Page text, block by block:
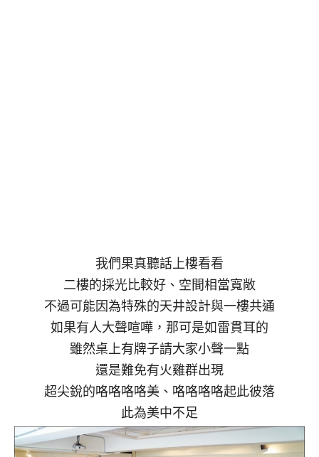
我們果真聽話上樓看看
二樓的採光比較好、空間相當寬敞
不過可能因為特殊的天井設計與一樓共通
如果有人大聲喧嘩，那可是如雷貫耳的
雖然桌上有牌子請大家小聲一點
還是難免有火雞群出現
超尖銳的咯咯咯咯美、咯咯咯咯起此彼落
此為美中不足